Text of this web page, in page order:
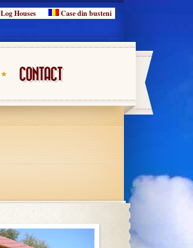
Log Houses Case din busteni
CONTACT